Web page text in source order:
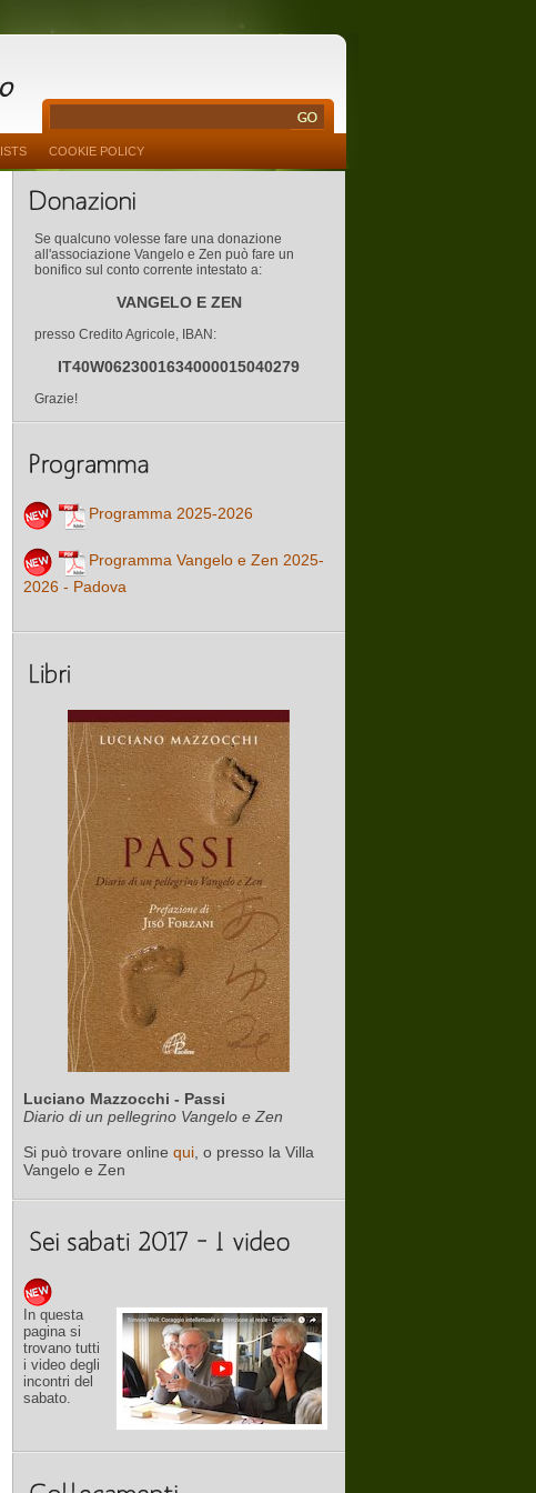
COOKIE POLICY
Se qualcuno volesse fare una donazione
all'associazione Vangelo e Zen può fare un
bonifico sul conto corrente intestato a:
VANGELO E ZEN
presso Credito Agricole, IBAN:
IT40W0623001634000015040279
Grazie!
Programma 2025-2026
Programma Vangelo e Zen 2025-
2026 - Padova
Luciano Mazzocchi - Passi
Diario di un pellegrino Vangelo e Zen
Si può trovare online qui , o presso la Villa
Vangelo e Zen
In questa
pagina si
trovano tutti
i video degli
incontri del
sabato.